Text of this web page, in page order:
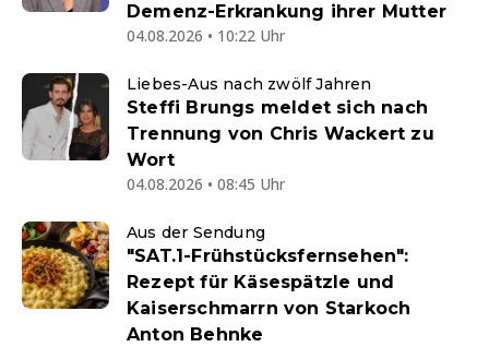
Demenz-Erkrankung ihrer Mutter
04.08.2026 • 10:22 Uhr
Liebes-Aus nach zwölf Jahren
Steffi Brungs meldet sich nach
Trennung von Chris Wackert zu
Wort
04.08.2026 • 08:45 Uhr
Aus der Sendung
"SAT.1-Frühstücksfernsehen":
Rezept für Käsespätzle und
Kaiserschmarrn von Starkoch
Anton Behnke